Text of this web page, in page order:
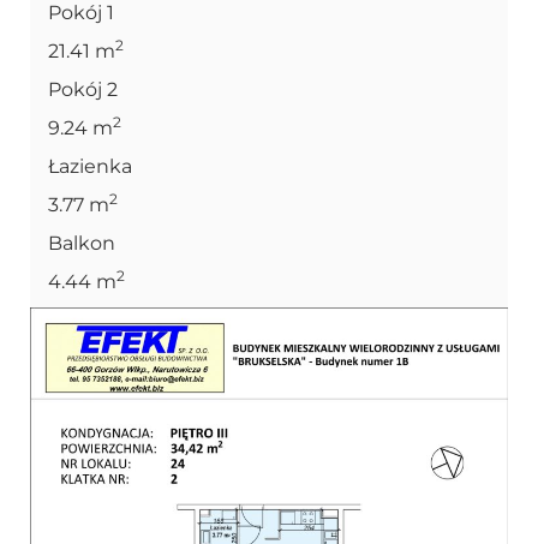
Pokój 1
21.41 m2
Pokój 2
9.24 m2
Łazienka
3.77 m2
Balkon
4.44 m2